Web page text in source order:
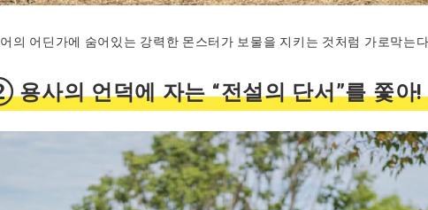
의 어딘가에 숨어있는 강력한 몬스터가 보물을 지키는 것처럼 가로막는
사의 언덕에 자는 “전설의 단서”를 쫓아!